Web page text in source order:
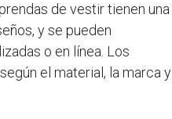
de vestir tienen una
y se pueden
o en línea. Los
el material, la marca y